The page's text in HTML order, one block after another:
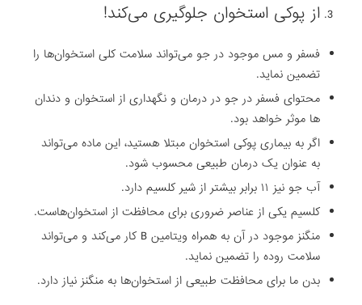
‎از پوکی استخوان جلوگیری می‌کند‎!
‎فسفر‎ ‎و مس موجود در جو می‌تواند سلامت کلی استخوان‌ها را
‏تضمین نماید.
محتوای فسفر در جو در درمان و نگهداری از استخوان و دندان
ها موثر خواهد بود.
‏اگر به بیماری‎ ‎پوکی استخوان‎ ‎مبتلا هستید، این ماده می‌تواند
به عنوان یک درمان ‏طبیعی محسوب شود.
آب جو نیز ۱۱ برابر بیشتر از شیر کلسیم دارد.
‎کلسیم‎ ‎یکی از عناصر ضروری برای محافظت از استخوان‌هاست‎.
منگنز‎ ‎موجود در آن به همراه ویتامین‎B ‎ کار می‌کند و می‌تواند
‏سلامت روده را تضمین نماید.
بدن ما برای محافظت طبیعی از استخوان‌ها به منگنز نیاز دارد‎.